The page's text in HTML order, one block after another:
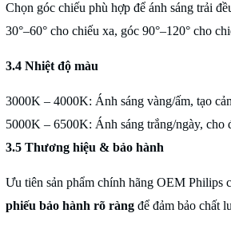
Chọn góc chiếu phù hợp để ánh sáng trải
30°–60° cho chiếu xa, góc 90°–120° cho
3.4 Nhiệt độ màu
3000K – 4000K: Ánh sáng vàng/ấm, tạo
5000K – 6500K: Ánh sáng trắng/ngày, cho
3.5 Thương hiệu & bảo hành
Ưu tiên sản phẩm chính hãng OEM Philips
phiếu bảo hành rõ ràng để đảm bảo chất